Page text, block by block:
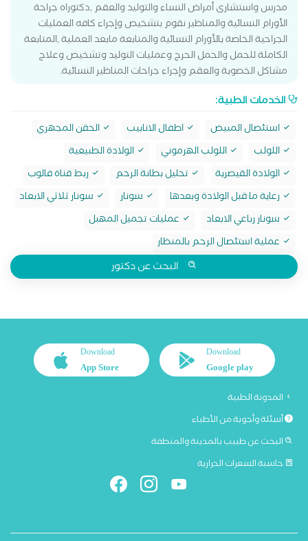
مدرس واستشارى أمراض النساء والتوليد والعقم ,دكتوراه جراحة
الأورام النسائية والمناظير نقوم بتشخيص وإجراء كافه العمليات
الجراحية الخاصة بالأورام النسائية والمتابعة مابعد العملية ,المتابعة
الكاملة للحمل والحمل الحرج وعمليات التوليد وتشخيص وعلاج
مشاكل الخصوبة والعقم وإجراء جراحات المناظير النسائية.
الخدمات الطبية:
استئصال المبيض اطفال الانابيب
الحقن المجهري
اللولب
اللولب الهرموني
الولادة الطبيعية
الولادة القيصرية
تحليل بطانة الرحم
ربط قناة فالوب
رعاية ما قبل الولادة وبعدها
سونار
سونار ثلاثي الابعاد
سونار رباعي الابعاد
عمليات تجميل المهبل
عملية استئصال الرحم بالمنظار
البحث عن دكتور
Download
Google play
Download
App Store
المدونة الطبية
أسئلة وأجوبة من الأطباء
البحث عن طبيب بالمدينة والمنطقة
حاسبة السعرات الحرارية